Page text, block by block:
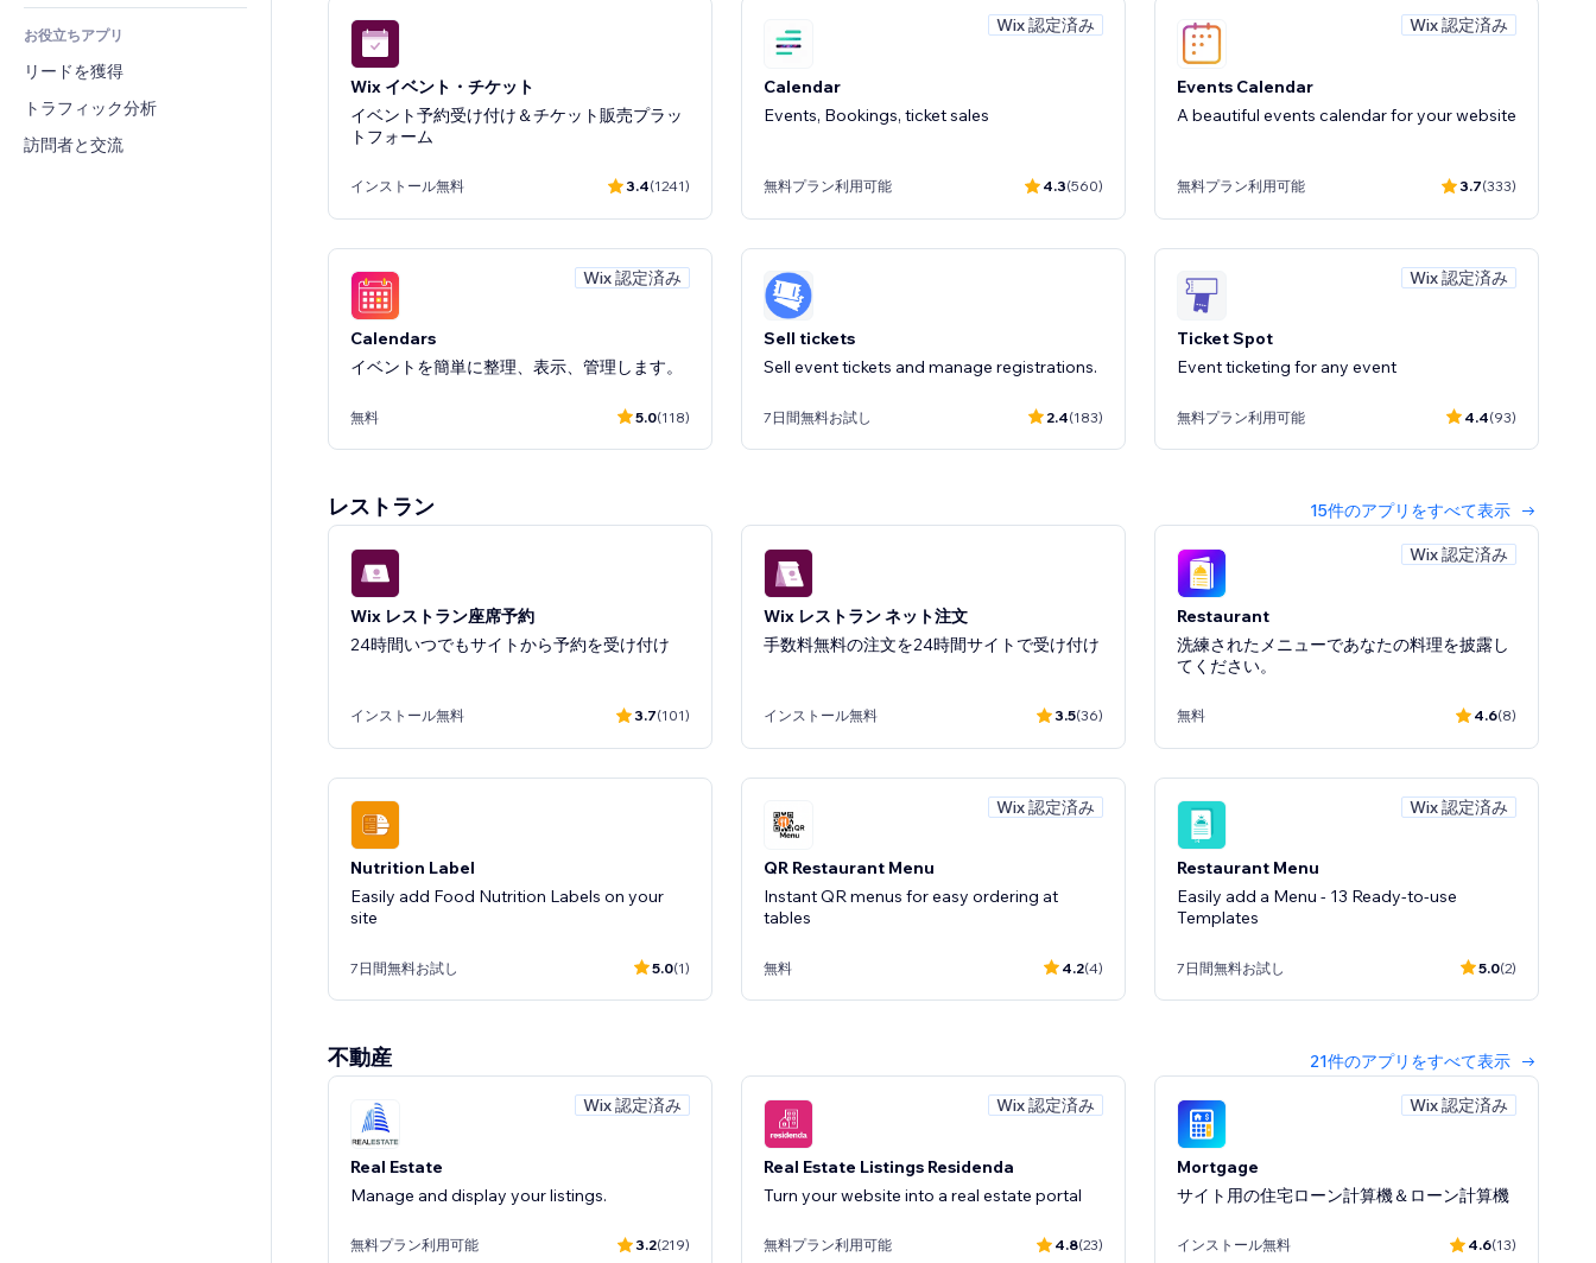
天気
チャート・テーブル
レビュー・お客さまの声
CRM
お役立ちアプリ
リードを獲得
トラフィック分析
訪問者と交流
Wix イベント・チケット
イベント予約受け付け＆チケット販売プラッ
トフォーム
インストール無料 3.4(1241)
Wix 認定済み
Calendar
Events, Bookings, ticket sales
無料プラン利用可能 4.3(560)
Wix 認定済み
Events Calendar
A beautiful events calendar for your website
無料プラン利用可能 3.7(333)
Wix 認定済み
Calendars
イベントを簡単に整理、表示、管理します。
無料 5.0(118)
Sell tickets
Sell event tickets and manage registrations.
7日間無料お試し 2.4(183)
Wix 認定済み
Ticket Spot
Event ticketing for any event
無料プラン利用可能 4.4(93)
Event Calendar
Easily promote your upcoming events
無料 3.1(32)
Eventbrief
Display & sell tickets to events on your site!
無料プラン利用可能 1.4(36)
レストラン 15件のアプリをすべて表示
Wix レストラン座席予約
24時間いつでもサイトから予約を受け付け
インストール無料 3.7(101)
Wix レストラン ネット注文
手数料無料の注文を24時間サイトで受け付け
インストール無料 3.5(36)
Wix 認定済み
Restaurant
洗練されたメニューであなたの料理を披露し
てください。
無料 4.6(8)
Nutrition Label
Easily add Food Nutrition Labels on your
site
7日間無料お試し 5.0(1)
Wix 認定済み
QR Restaurant Menu
Instant QR menus for easy ordering at
tables
無料 4.2(4)
Wix 認定済み
Restaurant Menu
Easily add a Menu - 13 Ready-to-use
Templates
7日間無料お試し 5.0(2)
Orders.co Connect
Simplify orders & menu sync effortlessly
月額$67.00から
Order Bell
Instant SMS alerts for every online order
無料プラン利用可能 0.0
不動産 21件のアプリをすべて表示
Wix 認定済み
Real Estate
Manage and display your listings.
無料プラン利用可能 3.2(219)
Wix 認定済み
Real Estate Listings Residenda
Turn your website into a real estate portal
無料プラン利用可能 4.8(23)
Wix 認定済み
Mortgage
サイト用の住宅ローン計算機＆ローン計算機
インストール無料 4.6(13)